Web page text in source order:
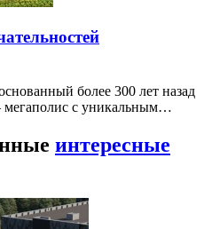
более 300 лет назад
мегаполис с уникальным…
интересные